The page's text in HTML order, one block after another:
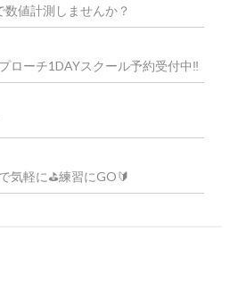
値計測しませんか？
ローチ1DAYスクール予約受付中‼️
気軽に⛳練習にGO🔰